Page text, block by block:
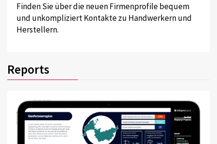
Finden Sie über die neuen Firmenprofile bequem
und unkompliziert Kontakte zu Handwerkern und
Herstellern.
Reports